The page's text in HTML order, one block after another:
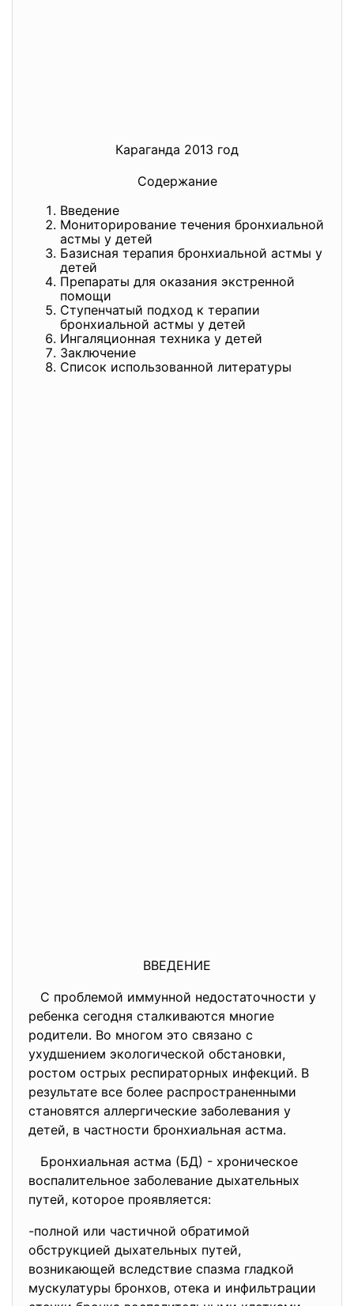
Караганда 2013 год
Содержание
Введение
Мониторирование течения бронхиальной
астмы у детей
Базисная терапия бронхиальной астмы у
детей
Препараты для оказания экстренной
помощи
Ступенчатый подход к терапии
бронхиальной астмы у детей
Ингаляционная техника у детей
Заключение
Список использованной литературы
ВВЕДЕНИЕ
С проблемой иммунной недостаточности у
ребенка сегодня сталкиваются многие
родители. Во многом это связано с
ухудшением экологической обстановки,
ростом острых респираторных инфекций. В
результате все более распространенными
становятся аллергические заболевания у
детей, в частности бронхиальная астма.
Бронхиальная астма (БД) - хроническое
воспалительное заболевание дыхательных
путей, которое проявляется:
-полной или частичной обратимой
обструкцией дыхательных путей,
возникающей вследствие спазма гладкой
мускулатуры бронхов, отека и инфильтрации